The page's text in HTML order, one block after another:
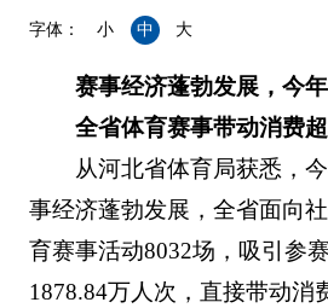
字体： 小 中 大
赛事经济蓬勃发展，今
全省体育赛事带动消费
从河北省体育局获悉，
事经济蓬勃发展，全省面向
育赛事活动8032场，吸引参
1878.84万人次，直接带动消